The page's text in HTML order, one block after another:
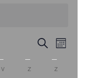
E
ZoekenE
Maand
V Z ZATERDAG
Z